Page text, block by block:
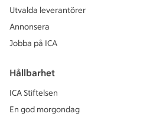
Utvalda leverantörer
Annonsera
Jobba på ICA
Hållbarhet
ICA Stiftelsen
En god morgondag